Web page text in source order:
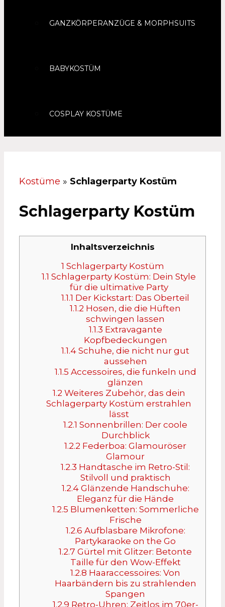
GANZKÖRPERANZÜGE & MORPHSUITS
BABYKOSTÜM
COSPLAY KOSTÜME
Kostüme » Schlagerparty Kostüm
Schlagerparty Kostüm
Inhaltsverzeichnis
1 Schlagerparty Kostüm
1.1 Schlagerparty Kostüm: Dein Style
für die ultimative Party
1.1.1 Der Kickstart: Das Oberteil
1.1.2 Hosen, die die Hüften
schwingen lassen
1.1.3 Extravagante
Kopfbedeckungen
1.1.4Schuhe, die nicht nur gut
aussehen
1.1.5 Accessoires, die funkeln und
glänzen
1.2 Weiteres Zubehör, das dein
Schlagerparty Kostüm erstrahlen
lässt
1.2.1 Sonnenbrillen: Der coole
Durchblick
1.2.2 Federboa: Glamouröser
Glamour
1.2.3 Handtasche im Retro-Stil:
Stilvoll und praktisch
1.2.4Glänzende Handschuhe:
Eleganz für die Hände
1.2.5 Blumenketten: Sommerliche
Frische
1.2.6 Aufblasbare Mikrofone:
Partykaraoke on the Go
1.2.7 Gürtel mit Glitzer: Betonte
Taille für den Wow-Effekt
1.2.8 Haaraccessoires: Von
Haarbändern bis zu strahlenden
Spangen
1.2.9 Retro-Uhren: Zeitlos im 70er-